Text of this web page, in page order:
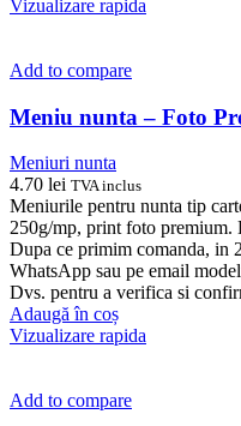
Vizualizare rapida
Add to compare
Meniu nunta – Foto
Meniuri nunta
4.70 lei TVA inclus
Meniurile pentru nunta tip
250g/mp, print foto premium.
Dupa ce primim comanda, in
WhatsApp sau pe email
Dvs. pentru a verifica si
Adaugă în coș
Vizualizare rapida
Add to compare